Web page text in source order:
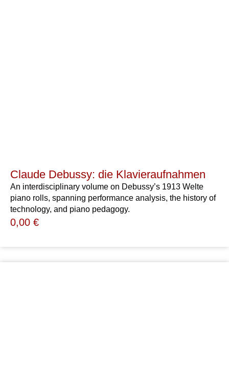
Claude Debussy: die Klavieraufnahmen
An interdisciplinary volume on Debussy’s 1913 Welte
piano rolls, spanning performance analysis, the history of
technology, and piano pedagogy.
0,00 €